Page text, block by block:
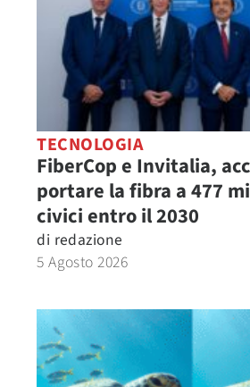
TECNOLOGIA
FiberCop e Invitalia,
portare la fibra a 477
civici entro il 2030
di redazione
5 Agosto 2026